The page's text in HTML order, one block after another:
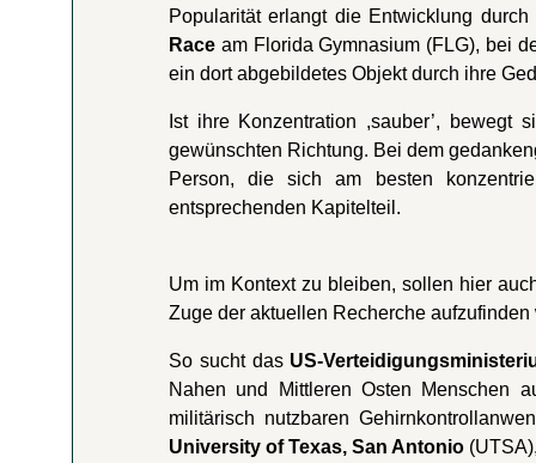
Popularität erlangt die Entwicklung
Race am Florida Gymnasium (FLG), bei
ein dort abgebildetes Objekt durch ihre
Ist ihre Konzentration ,sauber’, bewegt
gewünschten Richtung. Bei dem
Person, die sich am besten
entsprechenden Kapitelteil.
Um im Kontext zu bleiben, sollen hier
Zuge der aktuellen Recherche aufzufinden
So sucht das US-
Nahen und Mittleren Osten Menschen
militärisch nutzbaren
University of Texas, San Antonio